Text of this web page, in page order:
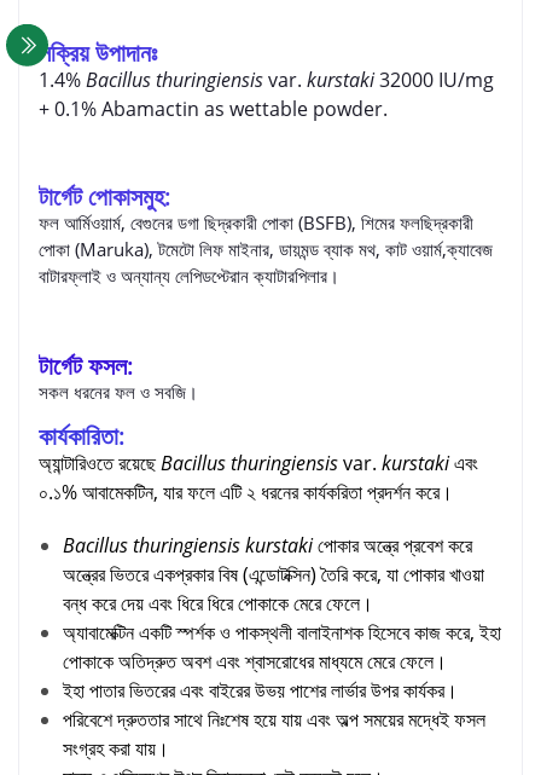
সক্রিয় উপাদানঃ
1.4%Bacillus thuringiensisvar. kurstaki32000 IU/mg
+ 0.1% Abamactin as wettable powder.
টার্গেট পোকাসমুহ:
ফল আর্মিওয়ার্ম, বেগুনের ডগা ছিদ্রকারী পোকা (BSFB), শিমের ফলছিদ্রকারী
পোকা (Maruka), টমেটো লিফ মাইনার, ডায়মন্ড ব্যাক মথ, কাট ওয়ার্ম,ক্যাবেজ
বাটারফ্লাই ও অন্যান্য লেপিডপ্টেরান ক্যাটারপিলার।
টার্গেট ফসল:
সকল ধরনের ফল ও সবজি।
কার্যকারিতা:
অ্যান্টারিওতে রয়েছেBacillus thuringiensisvar. kurstakiএবং
০.১% আবামেকটিন, যার ফলে এটি ২ ধরনের কার্যকরিতা প্রদর্শন করে।
Bacillus thuringiensiskurstakiপোকার অন্ত্রে প্রবেশ করে
অন্ত্রের ভিতরে একপ্রকার বিষ (এন্ডোটক্সিন) তৈরি করে, যা পোকার খাওয়া
বন্ধ করে দেয় এবং ধিরে ধিরে পোকাকে মেরে ফেলে।
অ্যাবামেক্টিন একটি স্পর্শক ও পাকস্থলী বালাইনাশক হিসেবে কাজ করে, ইহা
পোকাকে অতিদ্রুত অবশ এবং শ্বাসরোধের মাধ্যমে মেরে ফেলে।
ইহা পাতার ভিতরের এবং বাইরের উভয় পাশের লার্ভার উপর কার্যকর।
পরিবেশে দ্রুততার সাথে নিঃশেষ হয়ে যায় এবং অল্প সময়ের মদ্ধেই ফসল
সংগ্রহ করা যায়।